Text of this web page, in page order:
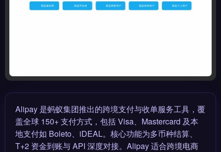
Alipay 是蚂蚁集团推出的跨境支付与收单服务工具，覆
盖全球 150+ 支付方式，包括 Visa、Mastercard 及本
地支付如 Boleto、iDEAL。核心功能为多币种结算、
T+2 资金到账与 API 深度对接。Alipay 适合跨境电商